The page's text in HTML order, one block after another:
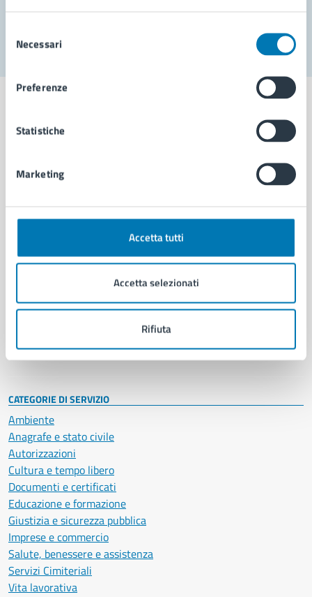
delNecessari
Preferenze
Statistiche
Marketing
Accetta tutti
Accetta selezionati
Rifiuta
Aree amministrative
Uffici
Politici
Intranet, posta aziendale e protocollo
CATEGORIE DI SERVIZIO
Ambiente
Anagrafe e stato civile
Autorizzazioni
Cultura e tempo libero
Documenti e certificati
Educazione e formazione
Giustizia e sicurezza pubblica
Imprese e commercio
Salute, benessere e assistenza
Servizi Cimiteriali
Vita lavorativa